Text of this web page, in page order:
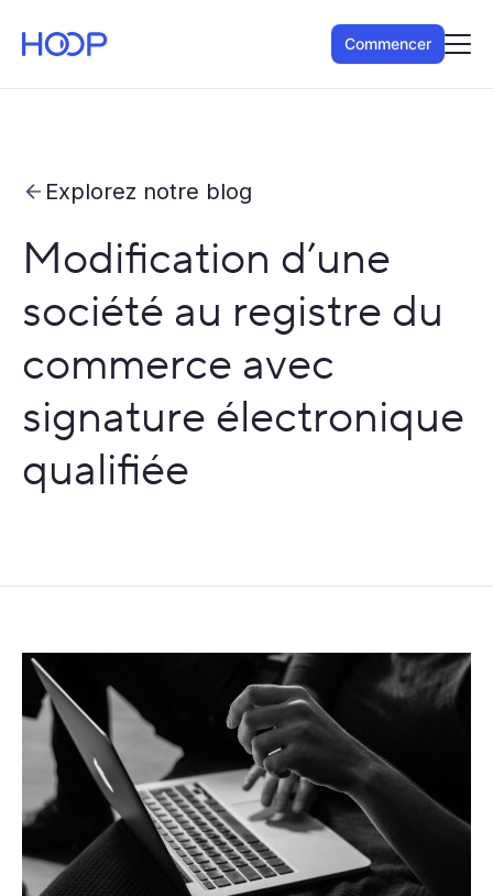
Commencer
Explorez notre blog
Modification d’une
société au registre du
commerce avec
signature électronique
qualifiée